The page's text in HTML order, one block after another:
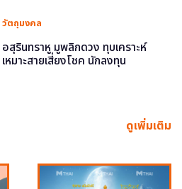
วัตถุมงคล
อสุรินทราหู มูพลิกดวง ทุบเคราะห์
เหมาะสายเสี่ยงโชค นักลงทุน
ดูเพิ่มเติม